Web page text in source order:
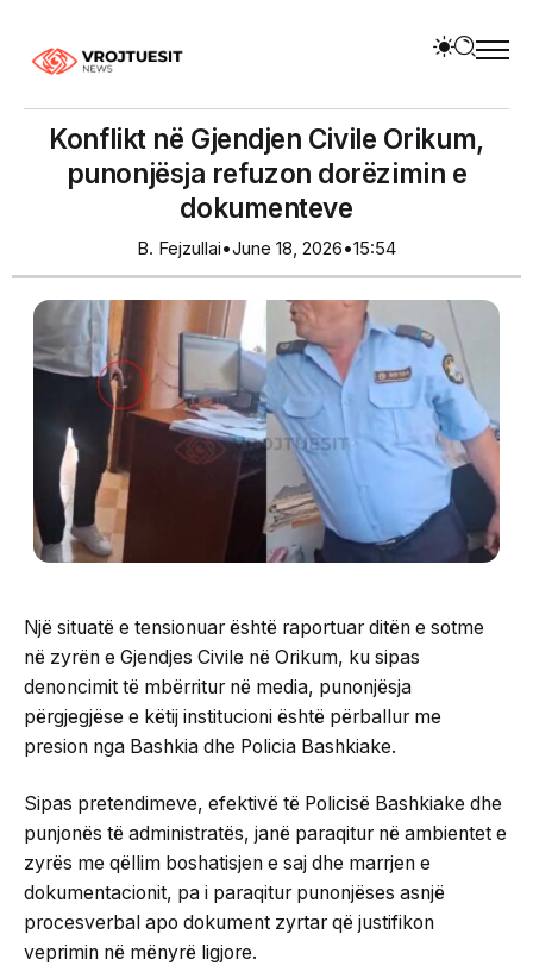
Konflikt në Gjendjen Civile Orikum,
punonjësja refuzon dorëzimin e
dokumenteve
B. Fejzullai•June 18, 2026•15:54
Një situatë e tensionuar është raportuar ditën e sotme
në zyrën e Gjendjes Civile në Orikum, ku sipas
denoncimit të mbërritur në media, punonjësja
përgjegjëse e këtij institucioni është përballur me
presion nga Bashkia dhe Policia Bashkiake.
Sipas pretendimeve, efektivë të Policisë Bashkiake dhe
punjonës të administratës, janë paraqitur në ambientet e
zyrës me qëllim boshatisjen e saj dhe marrjen e
dokumentacionit, pa i paraqitur punonjëses asnjë
procesverbal apo dokument zyrtar që justifikon
veprimin në mënyrë ligjore.